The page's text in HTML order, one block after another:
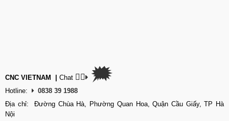
CNC VIETNAM Chat 👉🏽 🗯
Hotline:
0838 39 1988
Địa chỉ: Đường Chùa Hà, Phường Quan Hoa, Quận Cầu Giấy, TP Hà
Nội